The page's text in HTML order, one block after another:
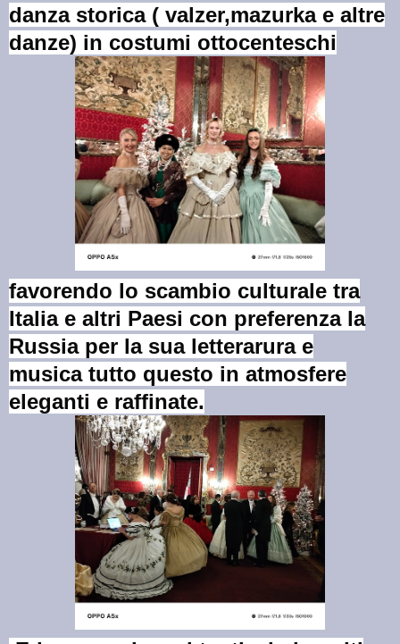
danza storica ( valzer,mazurka e altre
danze) in costumi ottocenteschi
favorendo lo scambio culturale tra
Italia e altri Paesi con preferenza la
Russia per la sua letterarura e
musica tutto questo in atmosfere
eleganti e raffinate.